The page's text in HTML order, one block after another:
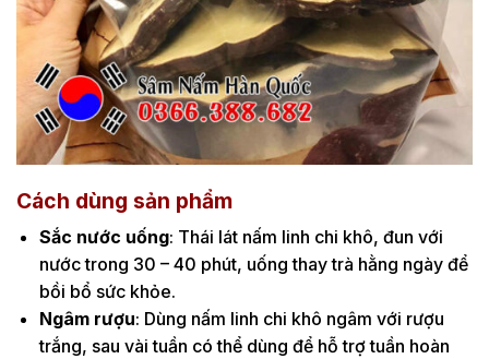
Cách dùng sản phẩm
Sắc nước uống: Thái lát nấm linh chi khô, đun với
nước trong 30 – 40 phút, uống thay trà hằng ngày để
bồi bổ sức khỏe.
Ngâm rượu: Dùng nấm linh chi khô ngâm với rượu
trắng, sau vài tuần có thể dùng để hỗ trợ tuần hoàn